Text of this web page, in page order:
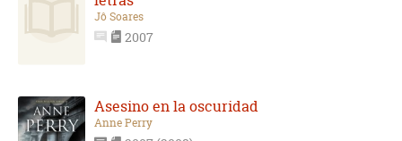
Jô Soares
2007
Asesino en la oscuridad
Anne Perry